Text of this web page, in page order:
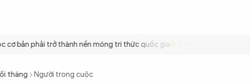
bản phải trở thành nền móng tri thức quốc gia Triệt để tiết kiệm xăng
tháng Người trong cuộc